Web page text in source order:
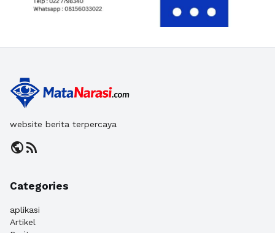
website berita terpercaya
publicrss_feed
Categories
aplikasi
Artikel